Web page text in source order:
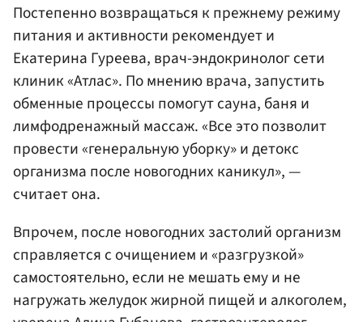
Постепенно возвращаться к прежнему режиму
питания и активности рекомендует и
Екатерина Гуреева, врач-эндокринолог сети
клиник «Атлас». По мнению врача, запустить
обменные процессы помогут сауна, баня и
лимфодренажный массаж. «Все это позволит
провести «генеральную уборку» и детокс
организма после новогодних каникул», —
считает она.
Впрочем, после новогодних застолий организм
справляется с очищением и «разгрузкой»
самостоятельно, если не мешать ему и не
нагружать желудок жирной пищей и алкоголем,